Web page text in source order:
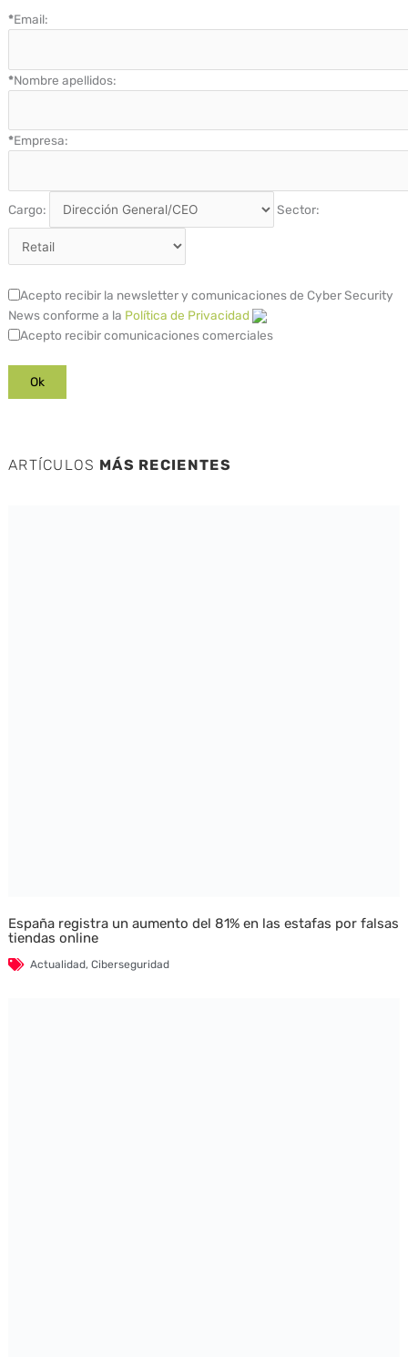
*Email:
*Nombre apellidos:
*Empresa:
Cargo: Sector:
Acepto recibir la newsletter y comunicaciones de Cyber Security
News conforme a la Política de Privacidad
Acepto recibir comunicaciones comerciales
ARTÍCULOS MÁS RECIENTES
España registra un aumento del 81% en las estafas por falsas
tiendas online
Actualidad, Ciberseguridad